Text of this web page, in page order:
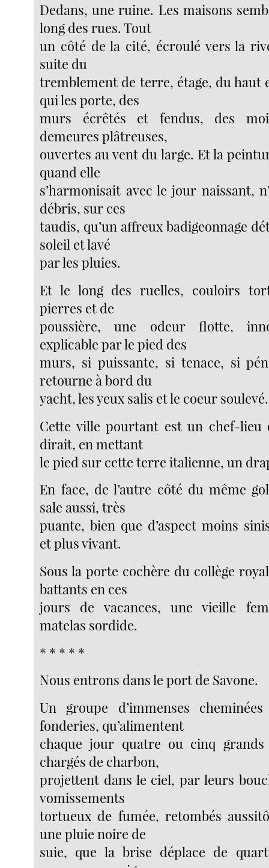
Dedans, une ruine. Les maisons
long des rues. Tout
un côté de la cité, écroulé vers la
suite du
tremblement de terre, étage, du haut
qui les porte, des
murs écrêtés et fendus, des
demeures plâtreuses,
ouvertes au vent du large. Et la
quand elle
s’harmonisait avec le jour naissant,
débris, sur ces
taudis, qu’un affreux badigeonnage
soleil et lavé
par les pluies.
Et le long des ruelles, couloirs
pierres et de
poussière, une odeur flotte,
explicable par le pied des
murs, si puissante, si tenace, si
retourne à bord du
yacht, les yeux salis et le coeur soulevé.
Cette ville pourtant est un chef-lieu
dirait, en mettant
le pied sur cette terre italienne, un
En face, de l’autre côté du même
sale aussi, très
puante, bien que d’aspect moins
et plus vivant.
Sous la porte cochère du collège
battants en ces
jours de vacances, une vieille
matelas sordide.
* * * * *
Nous entrons dans le port de Savone.
Un groupe d’immenses
fonderies, qu’alimentent
chaque jour quatre ou cinq grands
chargés de charbon,
projettent dans le ciel, par leurs
vomissements
tortueux de fumée, retombés
une pluie noire de
suie, que la brise déplace de